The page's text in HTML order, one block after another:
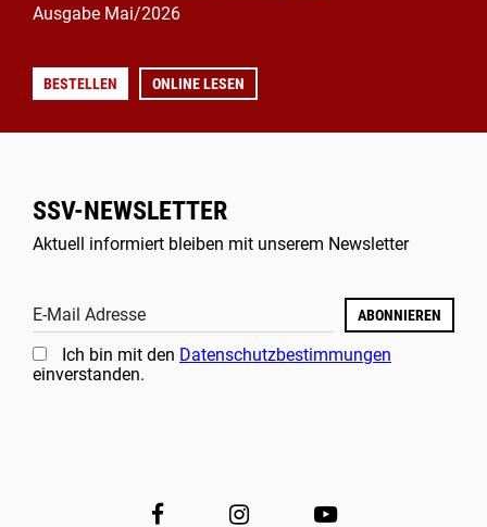
Ausgabe Mai/2026
BESTELLEN ONLINE LESEN
SSV-NEWSLETTER
Aktuell informiert bleiben mit unserem Newsletter
E-Mail Adresse ABONNIEREN
Ich bin mit den Datenschutzbestimmungen
einverstanden.